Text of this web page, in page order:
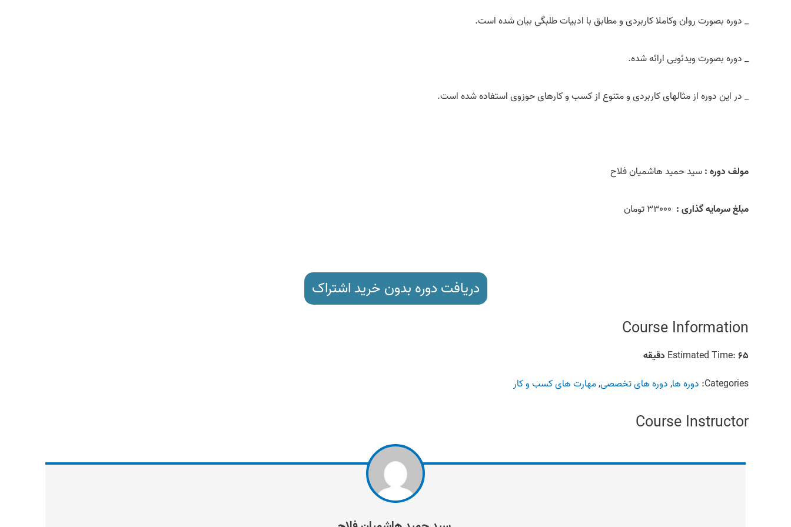
_ دوره بصورت روان وکاملا کاربردی و مطابق با ادبیات طلبگی بیان شده است.
_ دوره بصورت ویدئویی ارائه شده.
_ در این دوره از مثالهای کاربردی و متنوع از کسب و کارهای حوزوی استفاده شده است.
مولف دوره :سید حمید هاشمیان فلاح
مبلغ سرمایه گذاری :
دریافت دوره بدون خرید اشتراک
Course Information
Estimated Time:۶۵ دقیقه
Categories: دوره ها,دوره های تخصصی,مهارت های کسب و کار
Course Instructor